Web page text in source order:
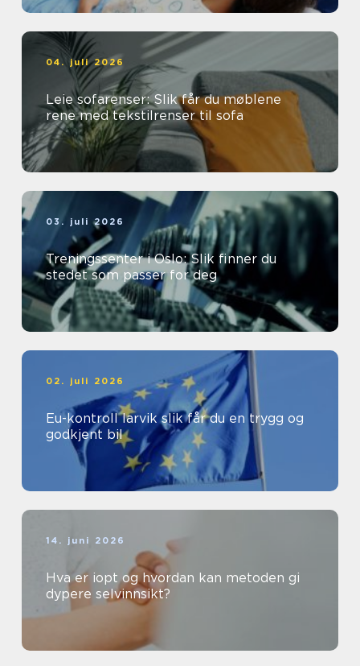
04. juli 2026
Leie sofarenser: Slik får du møblene
rene med tekstilrenser til sofa
03. juli 2026
Treningssenter i Oslo: Slik finner du
stedet som passer for deg
02. juli 2026
Eu-kontroll larvik slik får du en trygg og
godkjent bil
14. juni 2026
Hva er iopt og hvordan kan metoden gi
dypere selvinnsikt?